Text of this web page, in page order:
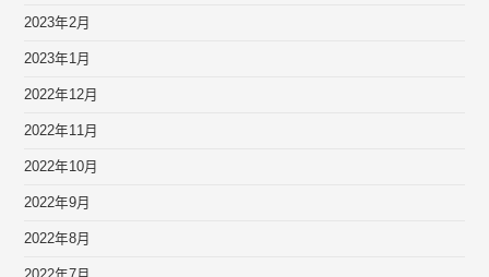
2023年2月
2023年1月
2022年12月
2022年11月
2022年10月
2022年9月
2022年8月